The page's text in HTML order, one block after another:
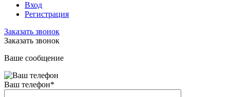
Вход
Регистрация
Заказать звонок
Заказать звонок
Ваше сообщение
Ваш телефон*